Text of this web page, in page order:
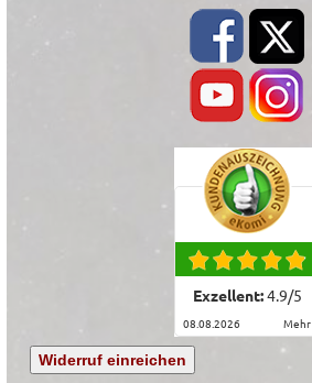
Exzellent:4.9/5
08.08.2026 mehr
Widerruf einreichen